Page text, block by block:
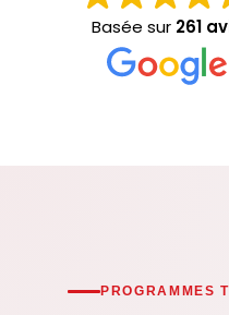
Basée sur 261
d’habitude 💪
PROGRAMMES